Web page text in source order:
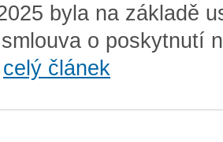
byla na základě
o poskytnutí
celý článek